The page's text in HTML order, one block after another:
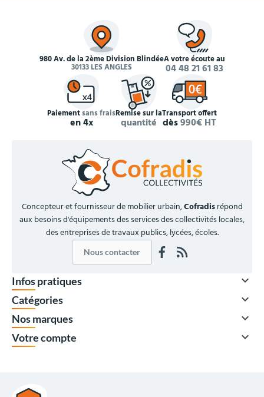
980 Av. de la 2ème Division Blindée
30133 LES ANGLES
À votre écoute au
04 48 21 61 83
Paiementsans frais
en 4x
Remise sur la
quantité
Transport offert
dès990€ HT
Concepteur et fournisseur de mobilier urbain,Cofradisrépond
aux besoins d'équipements des services des collectivités locales,
des entreprises de travaux publics, lycées, écoles.
Nous contacter
Infos pratiques 
Catégories 
Nos marques 
Votre compte 